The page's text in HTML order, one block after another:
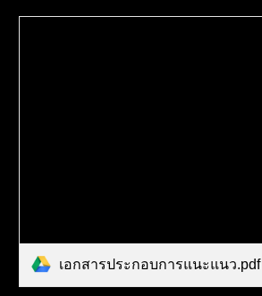
เอกสารประกอบการแนะแนว.pdf